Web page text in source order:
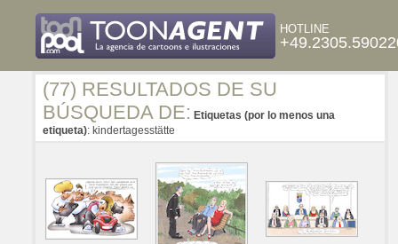
HOTLINE
(77) RESULTADOS DE SU
BÚSQUEDA DE: Etiquetas (por lo menos una
etiqueta): kindertagesstätte